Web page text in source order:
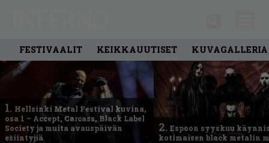
FESTIVAALIT KEIKKAUUTISET KUVAGALLERIA
1. Hellsinki Metal Festival kuvina,
osa 1 – Accept, Carcass, Black Label
Society ja muita avauspäivän
esiintyjiä
2. Espoon syyskuu
kotimaisen black metalin